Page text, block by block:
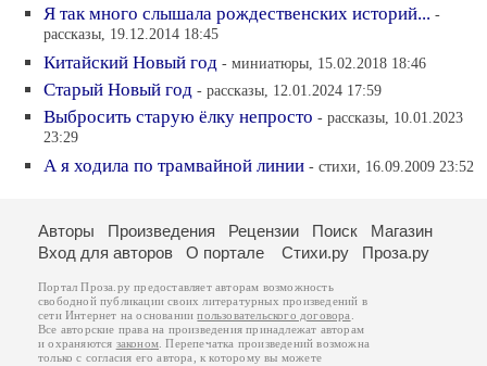
Я так много слышала рождественских историй... -
рассказы, 19.12.2014 18:45
Китайский Новый год - миниатюры, 15.02.2018 18:46
Старый Новый год - рассказы, 12.01.2024 17:59
Выбросить старую ёлку непросто - рассказы, 10.01.2023
23:29
А я ходила по трамвайной линии - стихи, 16.09.2009 23:52
Авторы Произведения Рецензии Поиск
Магазин
Вход для авторов
О портале Стихи.ру Проза.ру
Портал Проза.ру предоставляет авторам возможность
свободной публикации своих литературных произведений в
сети Интернет на основаниипользовательского договора
Все авторские права на произведения принадлежат авторам
и охраняются законом . Перепечатка произведений возможна
только с согласия его автора, к которому вы можете